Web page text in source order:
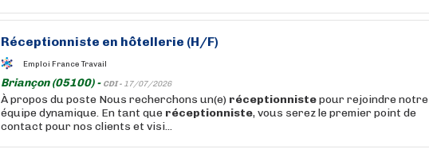
Réceptionniste en hôtellerie (H/F)
Emploi France Travail
Briançon (05100) - CDI - 17/07/2026
À propos du poste Nous recherchons un(e) réceptionnistepour rejoindre notre
équipe dynamique. En tant que réceptionniste, vous serez le premier point de
contact pour nos clients et visi...